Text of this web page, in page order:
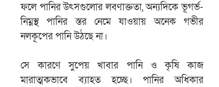
ফলে পানির উৎসগুলোর লবণাক্ততা, অন্যদিকে ভূগর্ভ-
নিম্নস্থ পানির স্তর নেমে যাওয়ায় অনেক গভীর
নলকূপের পানি উঠছে না।
সে কারণে সুপেয় খাবার পানি ও কৃষি কাজ
মারাত্মকভাবে ব্যাহত হচ্ছে। পানির অধিকার